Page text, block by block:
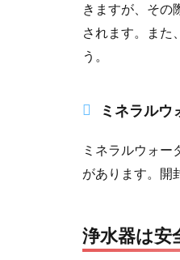
きますが、その
されます。また
う。
ミネラルウ
ミネラルウォー
があります。開
浄水器は安